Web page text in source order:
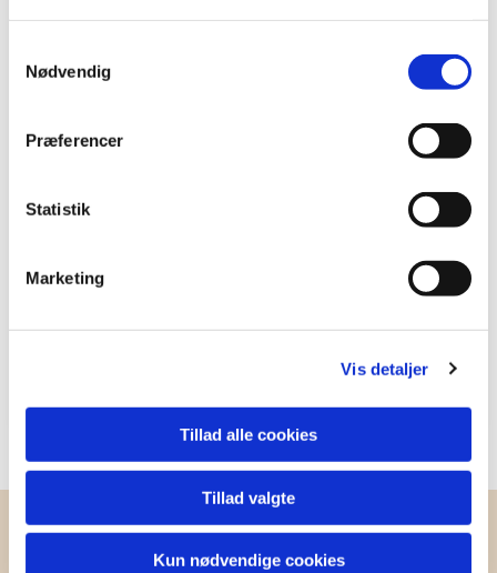
Nødvendig
Præferencer
Statistik
Marketing
Vis detaljer
Tillad alle cookies
Tillad valgte
Kun nødvendige cookies